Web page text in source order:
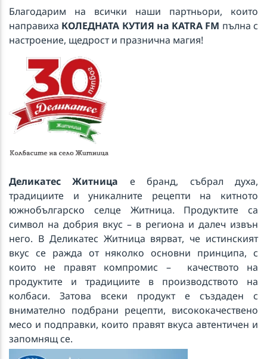
Благодарим на всички наши партньори, които
направиха КОЛЕДНАТА КУТИЯ на KATRA FM пълна с
настроение, щедрост и празнична магия!
Деликатес Житница е бранд, събрал духа,
традициите и уникалните рецепти на китното
южнобългарско селце Житница. Продуктите са
символ на добрия вкус – в региона и далеч извън
него. В Деликатес Житница вярват, че истинският
вкус се ражда от няколко основни принципа, с
които не правят компромис – качеството на
продуктите и традициите в производството на
колбаси. Затова всеки продукт е създаден с
внимателно подбрани рецепти, висококачествено
месо и подправки, които правят вкуса автентичен и
запомнящ се.